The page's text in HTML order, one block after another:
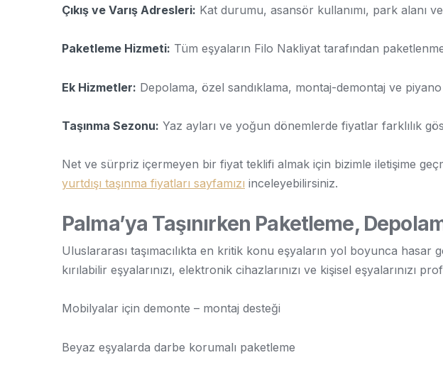
Çıkış ve Varış Adresleri: Kat durumu, asansör kullanımı, park alanı
Paketleme Hizmeti: Tüm eşyaların Filo Nakliyat tarafından
Ek Hizmetler: Depolama, özel sandıklama, montaj-demontaj ve piyano
Taşınma Sezonu: Yaz ayları ve yoğun dönemlerde fiyatlar farklılık
Net ve sürpriz içermeyen bir fiyat teklifi almak için bizimle iletişime
yurtdışı taşınma fiyatları sayfamızı inceleyebilirsiniz.
Palma’ya Taşınırken Paketleme,
Uluslararası taşımacılıkta en kritik konu eşyaların yol boyunca hasar
kırılabilir eşyalarınızı, elektronik cihazlarınızı ve kişisel eşyalarınızı
Mobilyalar için demonte – montaj desteği
Beyaz eşyalarda darbe korumalı paketleme